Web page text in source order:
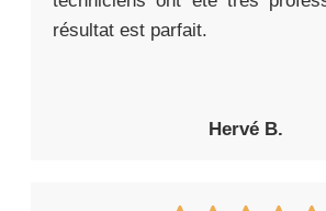
résultat est parfait.
Hervé B.